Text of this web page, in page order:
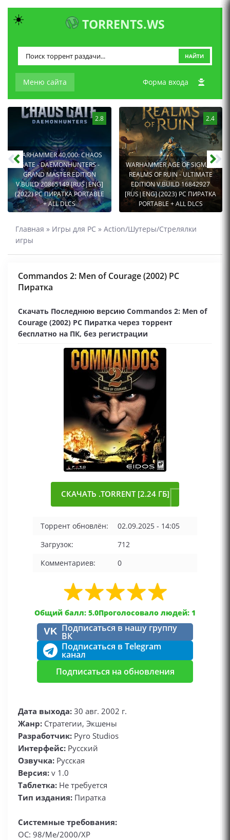
TORRENTS.WS
Меню сайта
НАЙТИ
Форма входа
2.8
WARHAMMER 40,000: CHAOS
GATE - DAEMONHUNTERS -
GRAND MASTER EDITION
V.BUILD 20865149 [RUS|ENG]
(2022) PC ПИРАТКА PORTABLE
+ ALL DLCS
2.4
WARHAMMER AGE OF SIGMAR:
REALMS OF RUIN - ULTIMATE
EDITION V.BUILD 16842927
[RUS|ENG] (2023) PC ПИРАТКА
PORTABLE + ALL DLCS
Главная » Игры для PC » Action/Шутеры/Стрелялки
игры
Commandos 2: Men of Courage (2002) PC
Пиратка
Скачать Последнюю версию Commandos 2: Men of
Courage (2002) PC Пиратка через торрент
бесплатно на ПК, без регистрации
СКАЧАТЬ .TORRENT [2.24 ГБ]
Торрент обновлён:
02.09.2025 - 14:05
Загрузок:
712
Комментариев:
0
Общий балл: 5.0Проголосовало людей: 1
VK Подписаться в нашу группу
ВК
Подписаться в Telegram
канал
Подписаться на обновления
Дата выхода: 30 авг. 2002 г.
Жанр: Стратегии, Экшены
Разработчик: Pyro Studios
Интерфейс: Русский
Озвучка: Русская
Версия: v 1.0
Таблетка: Не требуется
Тип издания: Пиратка
Системные требования:
ОС: 98/Mе/2000/XP
☀️